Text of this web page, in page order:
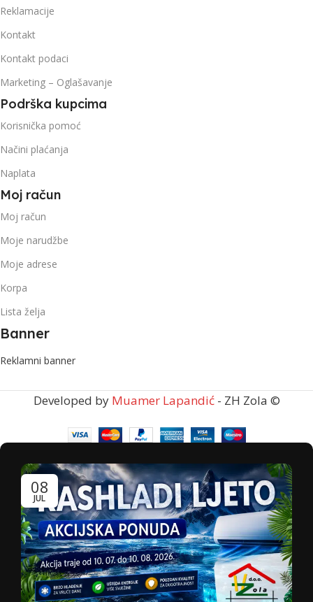
Reklamacije
Kontakt
Kontakt podaci
Marketing – Oglašavanje
Podrška kupcima
Korisnička pomoć
Načini plaćanja
Naplata
Moj račun
Moj račun
Moje narudžbe
Moje adrese
Korpa
Lista želja
Banner
Reklamni banner
Developed by Muamer Lapandić- ZH Zola ©
08
JUL